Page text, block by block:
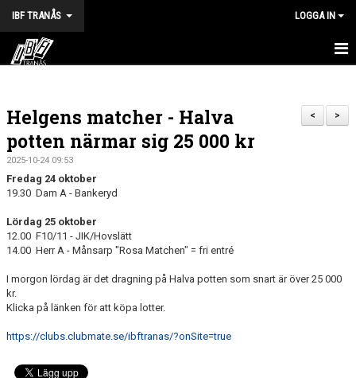
IBF TRANÅS LOGGA IN
FÖRENINGEN
VÅRA LAG
TRÄNINGSTIDER
KALENDER
MATCHER
BILDGALLERI
>
<
Helgens matcher - Halva
potten närmar sig 25 000 kr
2025-10-24 09:53
Fredag 24 oktober
19.30 Dam A - Bankeryd
Lördag 25 oktober
12.00 F10/11 - JIK/Hovslätt
14.00 Herr A - Månsarp "Rosa Matchen" = fri entré
I morgon lördag är det dragning på Halva potten som snart är över 25 000
kr.
Klicka på länken för att köpa lotter.
https://clubs.clubmate.se/ibftranas/?onSite=true